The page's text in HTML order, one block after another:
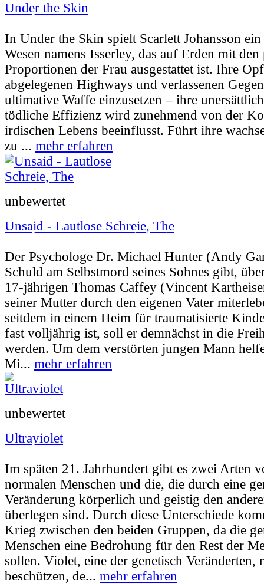
Under the Skin
Userbewertung:
In Under the Skin spielt Scarlett Johansson
Wesen namens Isserley, das auf Erden mit
Proportionen der Frau ausgestattet ist. Ihre
abgelegenen Highways und verlassenen
ultimative Waffe einzusetzen – ihre
tödliche Effizienz wird zunehmend von der
irdischen Lebens beeinflusst. Führt ihre
zu ... mehr erfahren
unbewertet
Unsaid - Lautlose Schreie, The
Userbewertung:65% (21 Stimmen) |
Der Psychologe Dr. Michael Hunter (Andy
Schuld am Selbstmord seines Sohnes gibt,
17-jährigen Thomas Caffey (Vincent
seiner Mutter durch den eigenen Vater
seitdem in einem Heim für traumatisierte
fast volljährig ist, soll er demnächst in die
werden. Um dem verstörten jungen Mann
Mi... mehr erfahren
unbewertet
Ultraviolet
Userbewertung:
Im späten 21. Jahrhundert gibt es zwei Arten
normalen Menschen und die, die durch eine
Veränderung körperlich und geistig den
überlegen sind. Durch diese Unterschiede
Krieg zwischen den beiden Gruppen, da die
Menschen eine Bedrohung für den Rest der
sollen. Violet, eine der genetisch Veränderten,
beschützen, de... mehr erfahren